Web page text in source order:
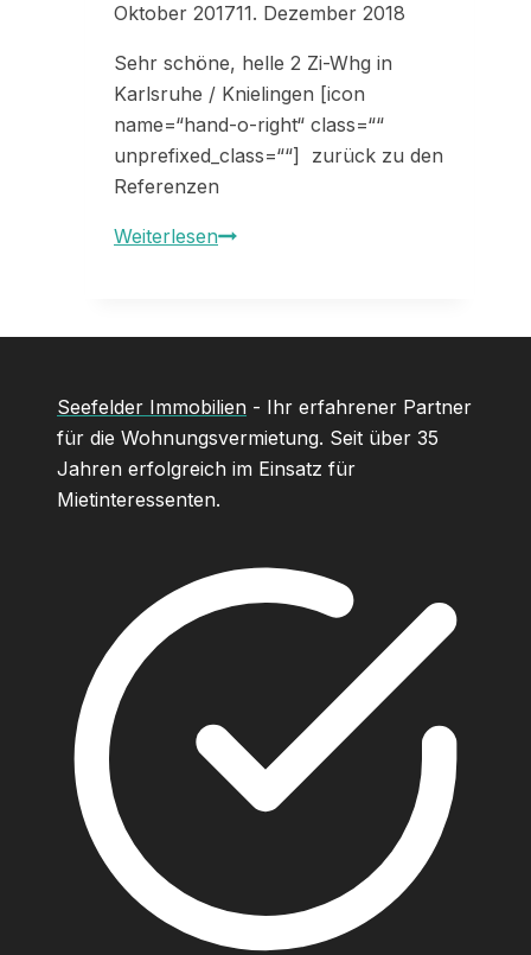
Oktober 201711. Dezember 2018
Sehr schöne, helle 2 Zi-Whg in
Karlsruhe / Knielingen [icon
name=“hand-o-right“ class=““
unprefixed_class=““] zurück zu den
Referenzen
WeiterlesenReferenz
Seefelder Immobilien - Ihr erfahrener Partner
für die Wohnungsvermietung. Seit über 35
Jahren erfolgreich im Einsatz für
Mietinteressenten.